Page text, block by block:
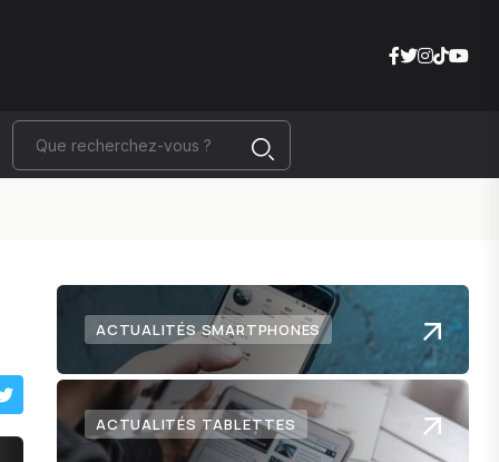
ACTUALITÉS SMARTPHONES
ACTUALITÉS TABLETTES